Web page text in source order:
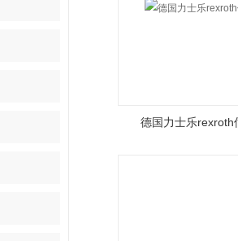
德国力士乐rexroth